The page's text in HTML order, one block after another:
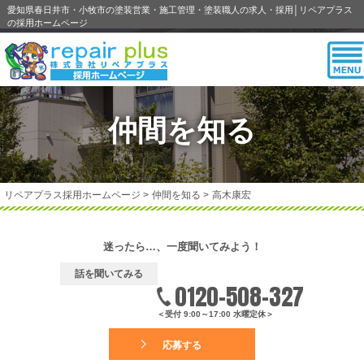
愛知県春日井市・小牧市の塗装営業・施工管理・塗装職人の求人・採用│リペアプラス
の採用ホームページ
仲間を知る
リペアプラス採用ホームページ > 仲間を知る > 高木康宏
迷ったら…、一度聞いてみよう！
話を聞いてみる
0120-508-327
＜受付 9:00～17:00 水曜定休＞
応募する